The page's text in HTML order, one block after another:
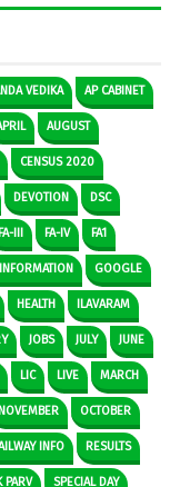
VEDIKA AP CABINET
AUGUST
CENSUS 2020
DEVOTION DSC
FA-III FA-IV FA1
GOOGLE
HEALTH ILAVARAM
JOBS JULY JUNE
LIC LIVE MARCH
NOVEMBER OCTOBER
INFO RESULTS
PARV SPECIAL DAY